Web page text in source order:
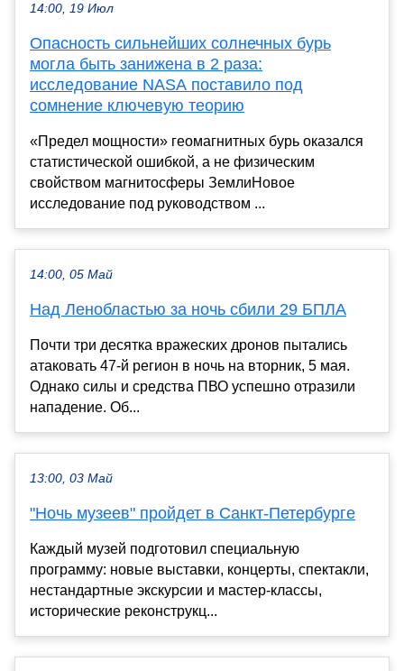
14:00, 19 Июл
Опасность сильнейших солнечных бурь
могла быть занижена в 2 раза:
исследование NASA поставило под
сомнение ключевую теорию
«Предел мощности» геомагнитных бурь оказался
статистической ошибкой, а не физическим
свойством магнитосферы ЗемлиНовое
исследование под руководством ...
14:00, 05 Май
Над Ленобластью за ночь сбили 29 БПЛА
Почти три десятка вражеских дронов пытались
атаковать 47-й регион в ночь на вторник, 5 мая.
Однако силы и средства ПВО успешно отразили
нападение. Об...
13:00, 03 Май
"Ночь музеев" пройдет в Санкт-Петербурге
Каждый музей подготовил специальную
программу: новые выставки, концерты, спектакли,
нестандартные экскурсии и мастер-классы,
исторические реконструкц...